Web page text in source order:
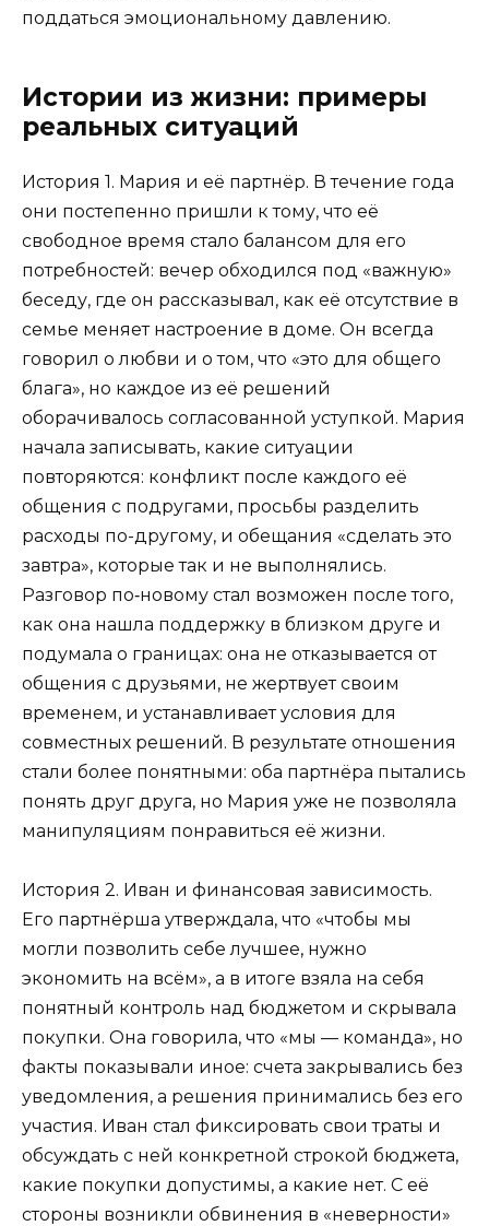
поддаться эмоциональному давлению.
Истории из жизни: примеры
реальных ситуаций
История 1. Мария и её партнёр. В течение года
они постепенно пришли к тому, что её
свободное время стало балансом для его
потребностей: вечер обходился под «важную»
беседу, где он рассказывал, как её отсутствие в
семье меняет настроение в доме. Он всегда
говорил о любви и о том, что «это для общего
блага», но каждое из её решений
оборачивалось согласованной уступкой. Мария
начала записывать, какие ситуации
повторяются: конфликт после каждого её
общения с подругами, просьбы разделить
расходы по-другому, и обещания «сделать это
завтра», которые так и не выполнялись.
Разговор по‑новому стал возможен после того,
как она нашла поддержку в близком друге и
подумала о границах: она не отказывается от
общения с друзьями, не жертвует своим
временем, и устанавливает условия для
совместных решений. В результате отношения
стали более понятными: оба партнёра пытались
понять друг друга, но Мария уже не позволяла
манипуляциям понравиться её жизни.
История 2. Иван и финансовая зависимость.
Его партнёрша утверждала, что «чтобы мы
могли позволить себе лучшее, нужно
экономить на всём», а в итоге взяла на себя
понятный контроль над бюджетом и скрывала
покупки. Она говорила, что «мы — команда», но
факты показывали иное: счета закрывались без
уведомления, а решения принимались без его
участия. Иван стал фиксировать свои траты и
обсуждать с ней конкретной строкой бюджета,
какие покупки допустимы, а какие нет. С её
стороны возникли обвинения в «неверности»